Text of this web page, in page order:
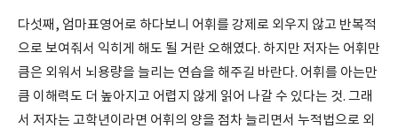
다섯째, 엄마표영어로 하다보니 어휘를 강제로 외우지 않고 반복적
으로 보여줘서 익히게 해도 될 거란 오해였다. 하지만 저자는 어휘만
큼은 외워서 뇌용량을 늘리는 연습을 해주길 바란다. 어휘를 아는만
큼 이해력도 더 높아지고 어렵지 않게 읽어 나갈 수 있다는 것. 그래
서 저자는 고학년이라면 어휘의 양을 점차 늘리면서 누적법으로 외